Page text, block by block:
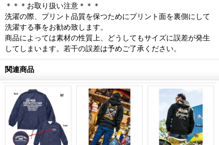
＊＊＊お取り扱い注意＊＊＊
洗濯の際、プリント品質を保つためにプリント面を裏側にして
洗濯する事をお勧め致します。
商品によっては素材の性質上、どうしてもサイズに誤差が発生
してしまいます。若干の誤差は予めご了承ください。
関連商品